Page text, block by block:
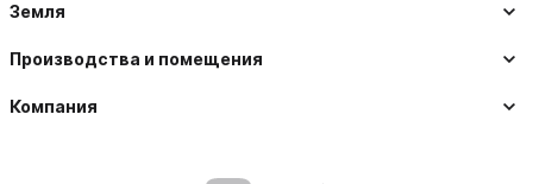
Земля
Производства и помещения
Компания